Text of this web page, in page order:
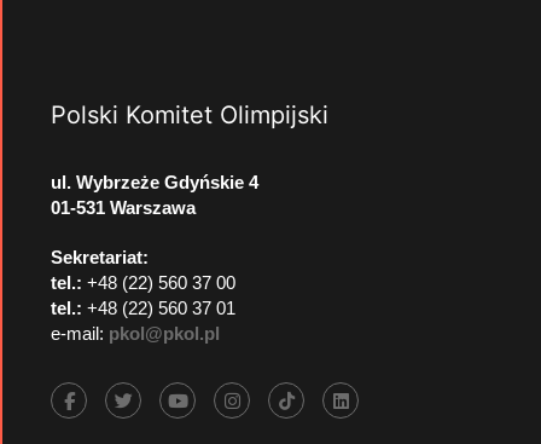
Polski Komitet Olimpijski
ul. Wybrzeże Gdyńskie 4
01-531 Warszawa
Sekretariat:
tel.: +48 (22) 560 37 00
tel.: +48 (22) 560 37 01
e-mail: pkol@pkol.pl